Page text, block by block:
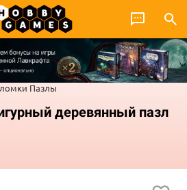
Пазлы
деревянный пазл